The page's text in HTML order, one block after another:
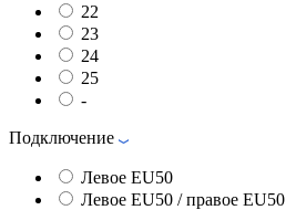
22
23
24
25
-
Подключение
Левое EU50
Левое EU50 / правое EU50